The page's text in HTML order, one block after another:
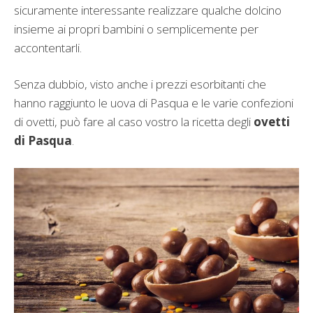
sicuramente interessante realizzare qualche dolcino
insieme ai propri bambini o semplicemente per
accontentarli.
Senza dubbio, visto anche i prezzi esorbitanti che
hanno raggiunto le uova di Pasqua e le varie confezioni
di ovetti, può fare al caso vostro la ricetta degli ovetti
di Pasqua.